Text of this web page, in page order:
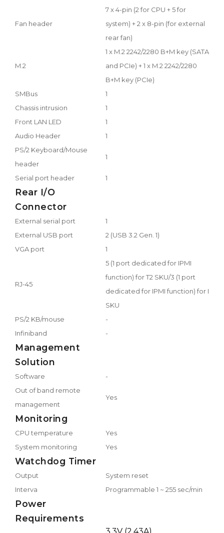
Fan header
7 x 4-pin (2 for CPU + 5 for
system) + 2 x 8-pin (for external
rear fan)
M.2
1 x M.2 2242/2280 B+M key (SATA
and PCIe) + 1 x M.2 2242/2280
B+M key (PCIe)
SMBus
1
Chassis intrusion
1
Front LAN LED
1
Audio Header
1
PS/2 Keyboard/Mouse
header
1
Serial port header 1
Rear I/O
Connector
External serial port
1
External USB port
2 (USB 3.2 Gen. 1)
VGA port
1
RJ-45
5 (1 port dedicated for IPMI
function) for T2 SKU/3 (1 port
dedicated for IPMI function) for I
SKU
PS/2 KB/mouse
-
Infiniband
-
Management
Solution
Software
-
Out of band remote
management
Yes
Monitoring
CPU temperature
Yes
System monitoring
Yes
Watchdog Timer
Output
System reset
Interva
Programmable 1 ~ 255 sec/min
Power
Requirements